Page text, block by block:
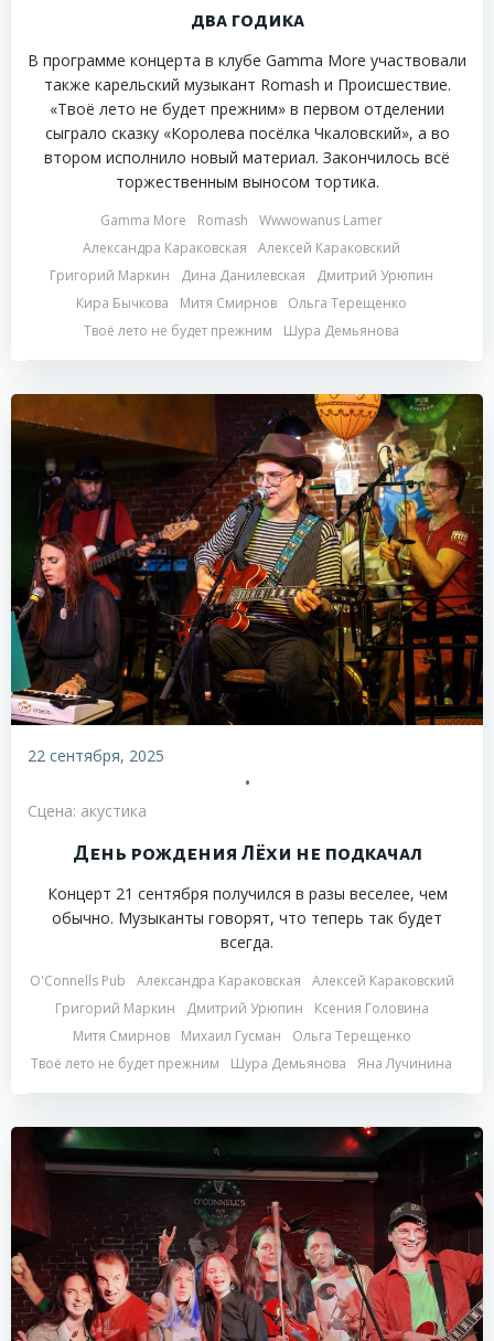
два годика
В программе концерта в клубе Gamma More участвовали
также карельский музыкант Romash и Происшествие.
«Твоё лето не будет прежним» в первом отделении
сыграло сказку «Королева посёлка Чкаловский», а во
втором исполнило новый материал. Закончилось всё
торжественным выносом тортика.
Gamma More Romash
Wwwowanus Lamer
Александра Караковская
Алексей Караковский
Григорий Маркин
Дина Данилевская
Дмитрий Урюпин
Кира Бычкова
Митя Смирнов
Ольга Терещенко
Твоё лето не будет прежним
Шура Демьянова
22 сентября, 2025
•
Сцена: акустика
День рождения Лёхи не подкачал
Концерт 21 сентября получился в разы веселее, чем
обычно. Музыканты говорят, что теперь так будет
всегда.
O'Connells Pub Александра Караковская
Алексей Караковский
Григорий Маркин
Дмитрий Урюпин
Ксения Головина
Митя Смирнов
Михаил Гусман
Ольга Терещенко
Твоё лето не будет прежним
Шура Демьянова Яна Лучинина